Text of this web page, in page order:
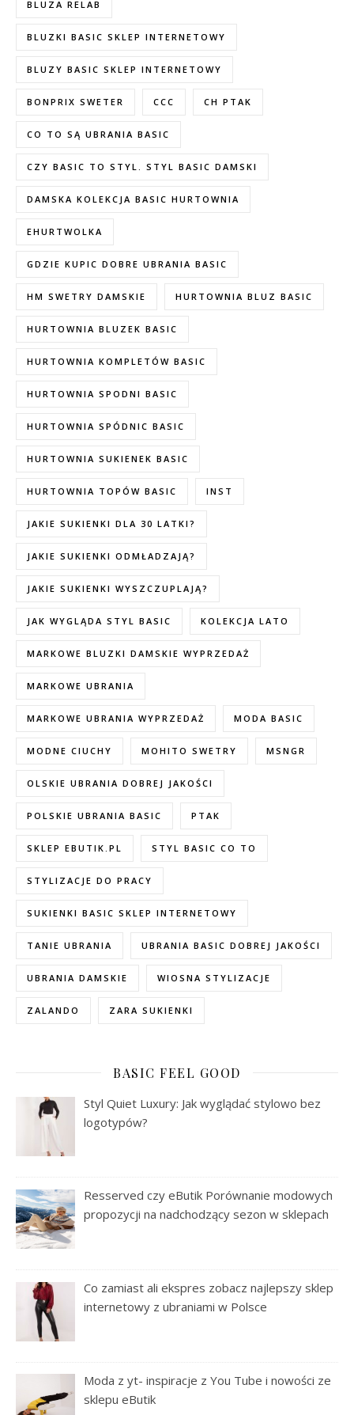
BLUZA RELAB
BLUZKI BASIC SKLEP INTERNETOWY
BLUZY BASIC SKLEP INTERNETOWY
BONPRIX SWETER CCC CH PTAK
CO TO SĄ UBRANIA BASIC
CZY BASIC TO STYL. STYL BASIC DAMSKI
DAMSKA KOLEKCJA BASIC HURTOWNIA
EHURTWOLKA
GDZIE KUPIC DOBRE UBRANIA BASIC
HM SWETRY DAMSKIE HURTOWNIA BLUZ BASIC
HURTOWNIA BLUZEK BASIC
HURTOWNIA KOMPLETÓW BASIC
HURTOWNIA SPODNI BASIC
HURTOWNIA SPÓDNIC BASIC
HURTOWNIA SUKIENEK BASIC
HURTOWNIA TOPÓW BASIC INST
JAKIE SUKIENKI DLA 30 LATKI?
JAKIE SUKIENKI ODMŁADZAJĄ?
JAKIE SUKIENKI WYSZCZUPLAJĄ?
JAK WYGLĄDA STYL BASIC KOLEKCJA LATO
MARKOWE BLUZKI DAMSKIE WYPRZEDAŻ
MARKOWE UBRANIA
MARKOWE UBRANIA WYPRZEDAŻ MODA BASIC
MODNE CIUCHY MOHITO SWETRY MSNGR
OLSKIE UBRANIA DOBREJ JAKOŚCI
POLSKIE UBRANIA BASIC PTAK
SKLEP EBUTIK.PL STYL BASIC CO TO
STYLIZACJE DO PRACY
SUKIENKI BASIC SKLEP INTERNETOWY
TANIE UBRANIA UBRANIA BASIC DOBREJ JAKOŚCI
UBRANIA DAMSKIE WIOSNA STYLIZACJE
ZALANDO ZARA SUKIENKI
BASIC FEEL GOOD
Styl Quiet Luxury: Jak wyglądać stylowo bez
logotypów?
Resserved czy eButik Porównanie modowych
propozycji na nadchodzący sezon w sklepach
Co zamiast ali ekspres zobacz najlepszy sklep
internetowy z ubraniami w Polsce
Moda z yt- inspiracje z You Tube i nowości ze
sklepu eButik